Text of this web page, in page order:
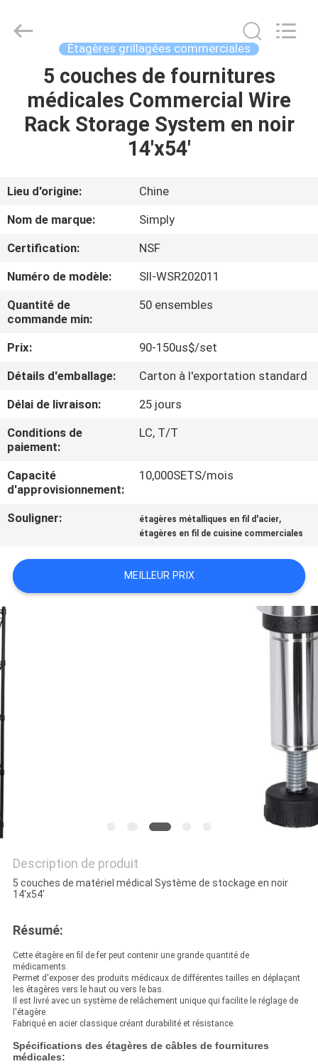
MAISON
PRODUITS
SUJET
DE
NOUS
VISITE
D'USINE
CONTRÔLE
DE
QUALITÉ
CONTACTEZ-
NOUS
DEMANDEZ
CITATION
PLAN
DU
SITE
PRIVACY
POLICY
Rights
Étagères grillagées commerciales
5 couches de fournitures
médicales Commercial Wire
Rack Storage System en noir
14'x54'
Lieu d'origine:
Chine
Nom de marque:
Simply
Certification:
NSF
Numéro de modèle:
SII-WSR202011
Quantité de
commande min:
50 ensembles
Prix:
90-150us$/set
Détails d'emballage:
Carton à l'exportation standard
Délai de livraison:
25 jours
Conditions de
paiement:
LC, T/T
Capacité
d'approvisionnement:
10,000SETS/mois
Souligner: étagères métalliques en fil d'acier,
étagères en fil de cuisine commerciales
MEILLEUR PRIX
Description de produit
5 couches de matériel médical Système de stockage en noir
14'x54'
Résumé:
Cette étagère en fil de fer peut contenir une grande quantité de
médicaments.
Permet d'exposer des produits médicaux de différentes tailles en déplaçant
les étagères vers le haut ou vers le bas.
Il est livré avec un système de relâchement unique qui facilite le réglage de
l'étagère.
Fabriqué en acier classique créant durabilité et résistance.
Spécifications des étagères de câbles de fournitures
médicales: